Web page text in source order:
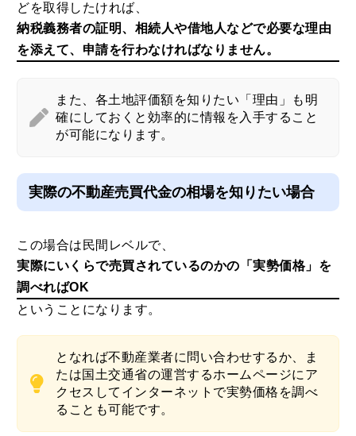
どを取得したければ、
納税義務者の証明、相続人や借地人などで必要な理由
を添えて、申請を行わなければなりません。
また、各土地評価額を知りたい「理由」も明
確にしておくと効率的に情報を入手すること
が可能になります。
実際の不動産売買代金の相場を知りたい場合
この場合は民間レベルで、
実際にいくらで売買されているのかの「実勢価格」を
調べればOK
ということになります。
となれば不動産業者に問い合わせするか、ま
たは国土交通省の運営するホームページにア
クセスしてインターネットで実勢価格を調べ
ることも可能です。